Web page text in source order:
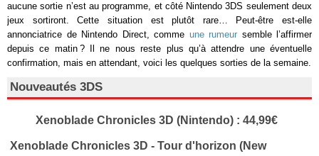
aucune sortie n’est au programme, et côté Nintendo 3DS seulement deux
jeux sortiront. Cette situation est plutôt rare… Peut-être est-elle
annonciatrice de Nintendo Direct, comme une rumeur semble l’affirmer
depuis ce matin ? Il ne nous reste plus qu’à attendre une éventuelle
confirmation, mais en attendant, voici les quelques sorties de la semaine.
Nouveautés 3DS
Xenoblade Chronicles 3D (Nintendo) : 44,99€
Xenoblade Chronicles 3D - Tour d'horizon (New